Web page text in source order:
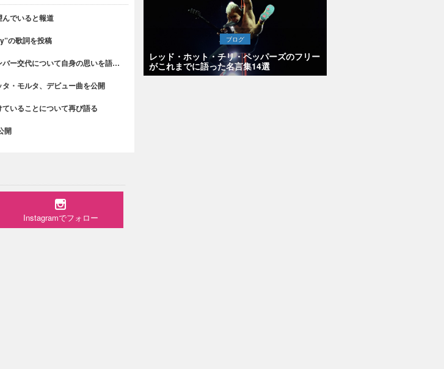
でいると報道
の歌詞を投稿
ー交代について自身の思いを語…
・モルタ、デビュー曲を公開
いることについて再び語る
開
Instagramでフォロー
ブログ
レッド・ホット・チリ・ペッパーズのフリー
がこれまでに語った名言集14選